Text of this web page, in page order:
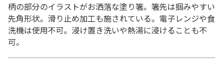
柄の部分のイラストがお洒落な塗り箸。箸先は掴みやすい
先角形状。滑り止め加工も施されている。電子レンジや食
洗機は使用不可。浸け置き洗いや熱湯に浸けることも不
可。